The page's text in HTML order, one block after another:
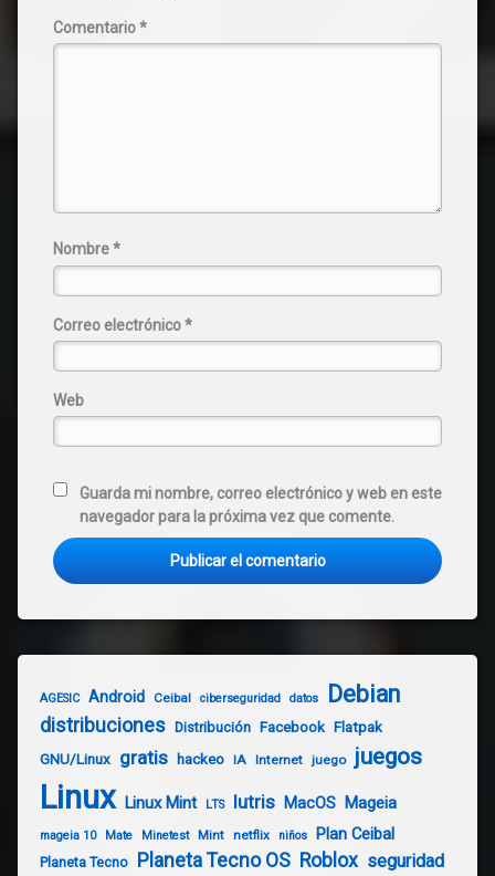
Comentario*
Nombre*
Correo electrónico*
Web
Guarda mi nombre, correo electrónico y web en este
navegador para la próxima vez que comente.
AGESIC Android Ceibal ciberseguridad datos Debian
distribuciones Distribución Facebook Flatpak
GNU/Linux gratis hackeo IA Internet juego juegos
Linux Linux Mint LTS lutris MacOS Mageia
mageia 10 Mate Minetest Mint netflix niños Plan Ceibal
Planeta Tecno Planeta Tecno OS Roblox seguridad